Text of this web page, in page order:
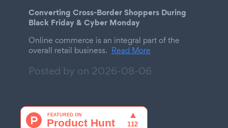
Converting Cross-Border Shoppers During
Black Friday & Cyber Monday
Online commerce is an integral part of the
overall retail business. Read More
Posted by on 2026-08-06